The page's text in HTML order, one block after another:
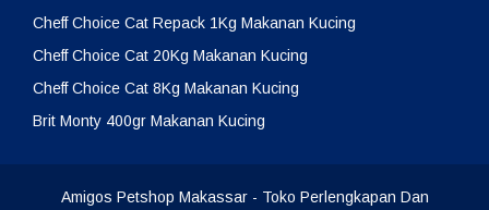
Cheff Choice Cat Repack 1Kg Makanan Kucing
Cheff Choice Cat 20Kg Makanan Kucing
Cheff Choice Cat 8Kg Makanan Kucing
Brit Monty 400gr Makanan Kucing
Amigos Petshop Makassar- Toko Perlengkapan Dan